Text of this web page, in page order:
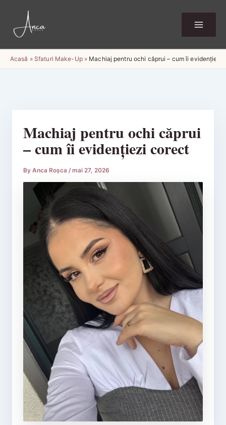
content
Acasă » Sfaturi Make-Up» Machiaj pentru ochi căprui – cum îi evidențiezi
Machiaj pentru ochi căprui
– cum îi evidențiezi corect
By Anca Roșca /mai 27, 2026